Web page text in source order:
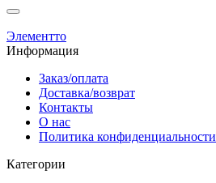
Элементто
Информация
Заказ/оплата
Доставка/возврат
Контакты
О нас
Политика конфиденциальности
Категории